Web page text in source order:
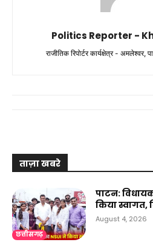
Politics Reporter -
राजीतिक रिपोर्टर कार्यक्षेत्र - अमलेश्वर,
ताज़ा खबरे
छत्तीसगढ़
पाटन:
किया स्वागत,
August 4, 2026